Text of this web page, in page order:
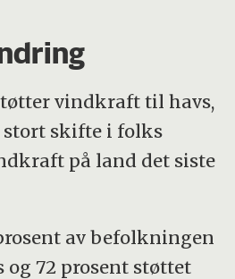
vindkraft til havs,
stort skifte i folks
på land det siste
av befolkningen
72 prosent støttet